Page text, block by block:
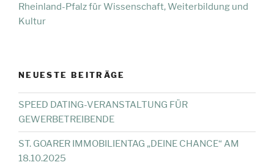
Rheinland-Pfalz für Wissenschaft, Weiterbildung und
Kultur
NEUESTE BEITRÄGE
SPEED DATING-VERANSTALTUNG FÜR
GEWERBETREIBENDE
ST. GOARER IMMOBILIENTAG „DEINE CHANCE“ AM
18.10.2025